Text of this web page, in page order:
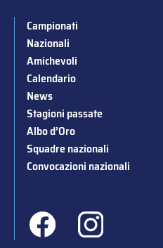
Campionati
Nazionali
Amichevoli
Calendario
News
Stagioni passate
Albo d’Oro
Squadre nazionali
Convocazioni nazionali